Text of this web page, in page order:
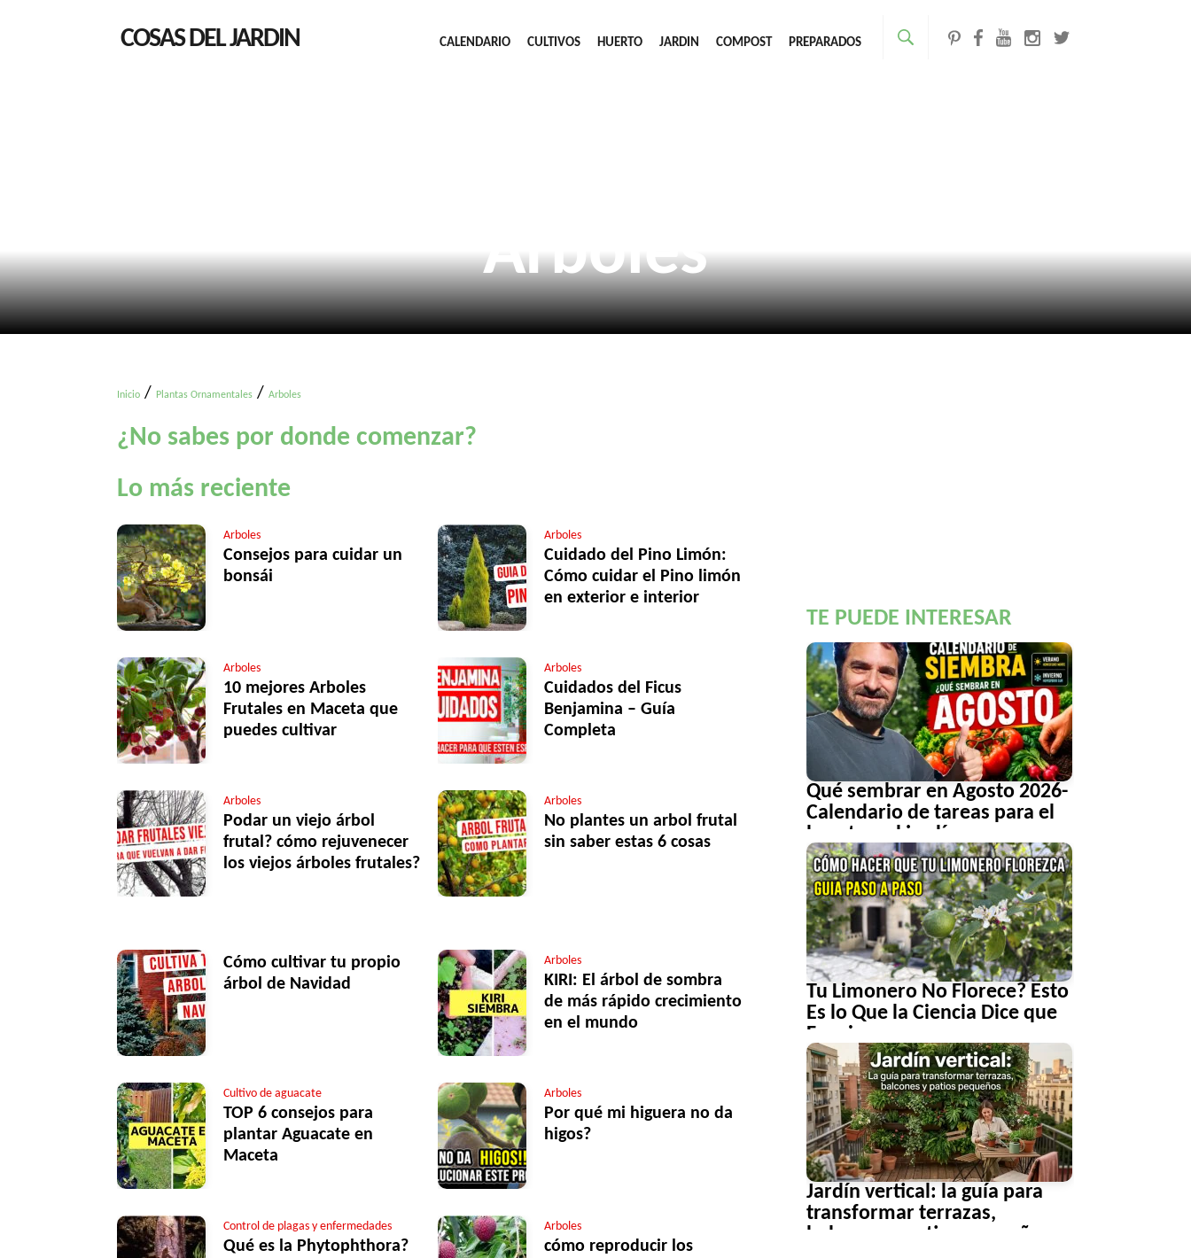
COSAS DEL JARDIN CALENDARIO CULTIVOS HUERTO JARDIN COMPOST PREPARADOS
Arboles
Inicio / Plantas Ornamentales / Arboles
¿No sabes por donde comenzar?
Lo más reciente
Arboles
Consejos para cuidar un
bonsái
Arboles
Cuidado del Pino Limón:
Cómo cuidar el Pino limón
en exterior e interior
Arboles
10 mejores Arboles
Frutales en Maceta que
puedes cultivar
Arboles
Cuidados del Ficus
Benjamina – Guía
Completa
Arboles
Podar un viejo árbol
frutal? cómo rejuvenecer
los viejos árboles frutales?
Arboles
No plantes un arbol frutal
sin saber estas 6 cosas
Cómo cultivar tu propio
árbol de Navidad
Arboles
KIRI: El árbol de sombra
de más rápido crecimiento
en el mundo
Cultivo de aguacate
TOP 6 consejos para
plantar Aguacate en
Maceta
Arboles
Por qué mi higuera no da
higos?
Control de plagas y enfermedades
Qué es la Phytophthora?
Arboles
cómo reproducir los
TE PUEDE INTERESAR
Qué sembrar en Agosto 2026-
Calendario de tareas para el
huerto y el jardín
Tu Limonero No Florece? Esto
Es lo Que la Ciencia Dice que
Funciona
Jardín vertical: la guía para
transformar terrazas,
balcones y patios pequeños